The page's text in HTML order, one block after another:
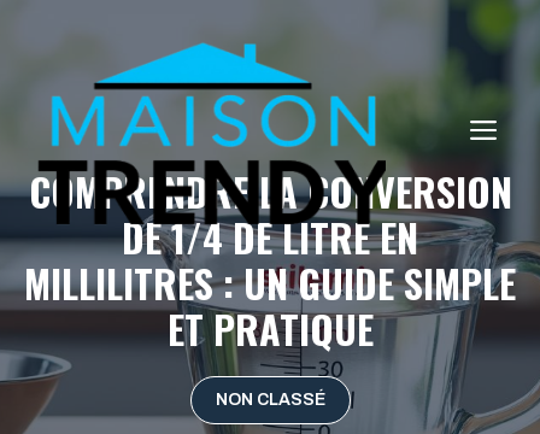
COMPRENDRE LA CONVERSION
DE 1/4 DE LITRE EN
MILLILITRES : UN GUIDE SIMPLE
ET PRATIQUE
NON CLASSÉ